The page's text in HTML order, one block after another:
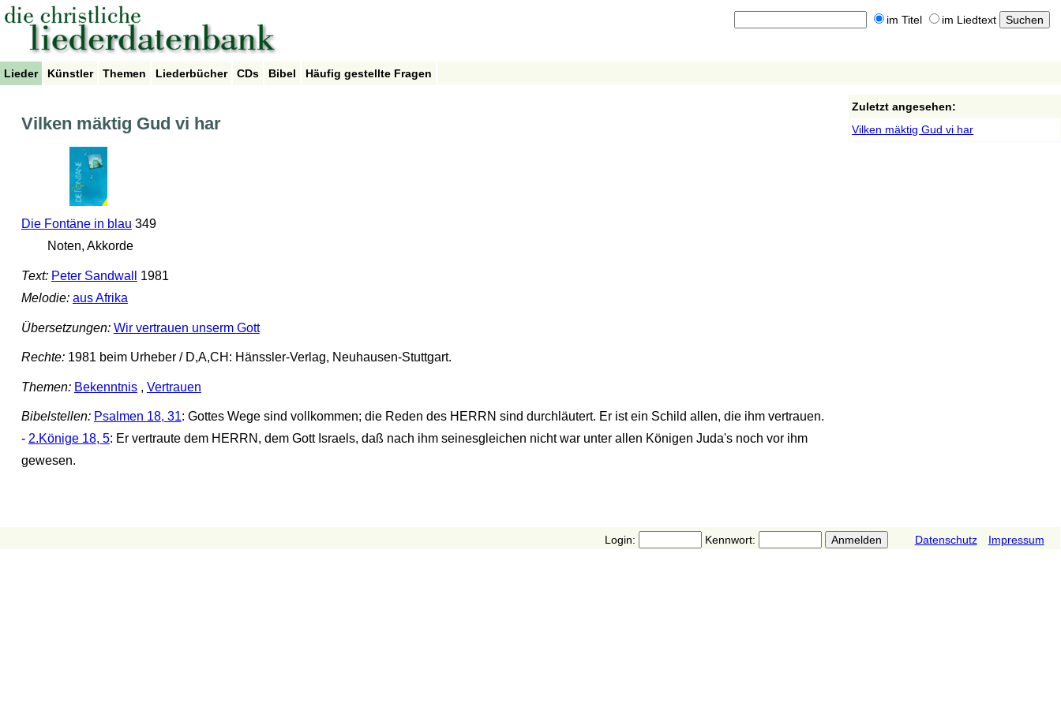
im Titel im Liedtext
Lieder Künstler Themen Liederbücher CDs Bibel Häufig gestellte Fragen
Vilken mäktig Gud vi har
Die Fontäne in blau 349
Noten, Akkorde
Text: Peter Sandwall
1981
Melodie: aus Afrika
Übersetzungen: Wir vertrauen unserm Gott
Rechte:1981 beim Urheber / D,A,CH: Hänssler-Verlag, Neuhausen-Stuttgart.
Themen: Bekenntnis, Vertrauen
Bibelstellen: Psalmen 18, 31: Gottes Wege sind vollkommen; die Reden des HERRN sind durchläutert. Er ist ein Schild allen, die ihm vertrauen.
- 2.Könige 18, 5: Er vertraute dem HERRN, dem Gott Israels, daß nach ihm seinesgleichen nicht war unter allen Königen Juda's noch vor ihm
gewesen.
Zuletzt angesehen:
Vilken mäktig Gud vi har
Login: Kennwort: Datenschutz Impressum